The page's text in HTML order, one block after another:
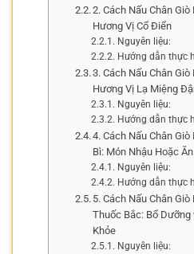
2. Cách Nấu Chân
Hương Vị Cổ Điển
Nguyên liệu:
Hướng dẫn thực
3. Cách Nấu Chân Giò
Hương Vị Lạ Miệng
Nguyên liệu:
Hướng dẫn thực
4. Cách Nấu Chân
Bì: Món Nhậu Hoặc
Nguyên liệu:
Hướng dẫn thực
5. Cách Nấu Chân
Thuốc Bắc: Bổ
Khỏe
Nguyên liệu: